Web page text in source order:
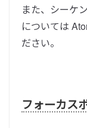
また、シーケ
については
ださい。
フォーカス